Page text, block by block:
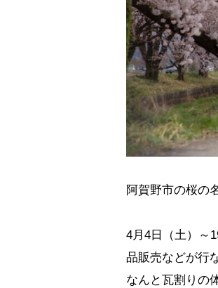
阿賀野市の桜の
4月4日（土）～
品販売などが行
なんと瓦割りの